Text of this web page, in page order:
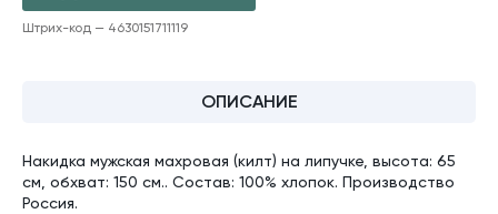
Штрих-код — 4630151711119
ДОБАВЛЕНО
ОПИСАНИЕ
Накидка мужская махровая (килт) на липучке, высота: 65
см, обхват: 150 см.. Состав: 100% хлопок. Производство
Россия.